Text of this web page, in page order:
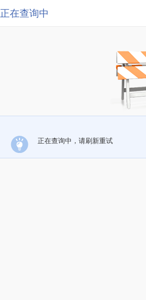
正在查询中
正在查询中，请刷新重试